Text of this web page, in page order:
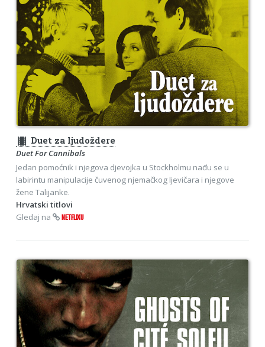
theaters Duet za ljudoždere
Duet For Cannibals
Jedan pomoćnik i njegova djevojka u Stockholmu nađu se u
labirintu manipulacije čuvenog njemačkog ljevičara i njegove
žene Talijanke.
Hrvatski titlovi
Gledaj na
NETFLIXU